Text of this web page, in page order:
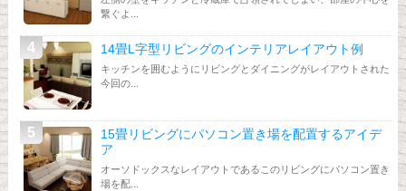
繋ぐよ...
14畳L字型リビングのインテリアレイアウト例
キッチンを囲むようにリビングとダイニングがレイアウトされた
今回の...
15畳リビングにパソコン置き場を配置するアイデ
ア
オーソドックスなレイアウトであるこのリビングにパソコン置き
場を配...